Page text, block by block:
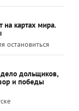
картах мира.
остановиться
дело дольщиков,
и победы